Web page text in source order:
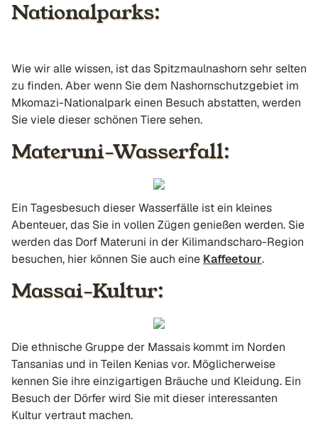
Nationalparks:
Wie wir alle wissen, ist das Spitzmaulnashorn sehr selten
zu finden. Aber wenn Sie dem Nashornschutzgebiet im
Mkomazi-Nationalpark einen Besuch abstatten, werden
Sie viele dieser schönen Tiere sehen.
Materuni-Wasserfall:
Ein Tagesbesuch dieser Wasserfälle ist ein kleines
Abenteuer, das Sie in vollen Zügen genießen werden. Sie
werden das Dorf Materuni in der Kilimandscharo-Region
besuchen, hier können Sie auch eine Kaffeetour.
Massai-Kultur:
Die ethnische Gruppe der Massais kommt im Norden
Tansanias und in Teilen Kenias vor. Möglicherweise
kennen Sie ihre einzigartigen Bräuche und Kleidung. Ein
Besuch der Dörfer wird Sie mit dieser interessanten
Kultur vertraut machen.